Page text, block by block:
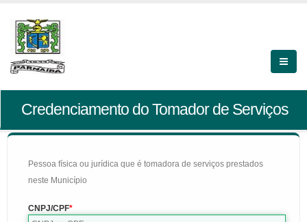
Credenciamento do Tomador de Serviços
Pessoa física ou jurídica que é tomadora de serviços prestados
neste Município
CNPJ/CPF